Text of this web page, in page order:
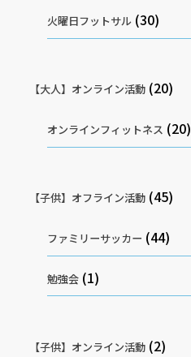
火曜日フットサル (30)
【大人】オンライン活動(20)
オンラインフィットネス (20)
【子供】オフライン活動(45)
ファミリーサッカー (44)
勉強会 (1)
【子供】オンライン活動(2)